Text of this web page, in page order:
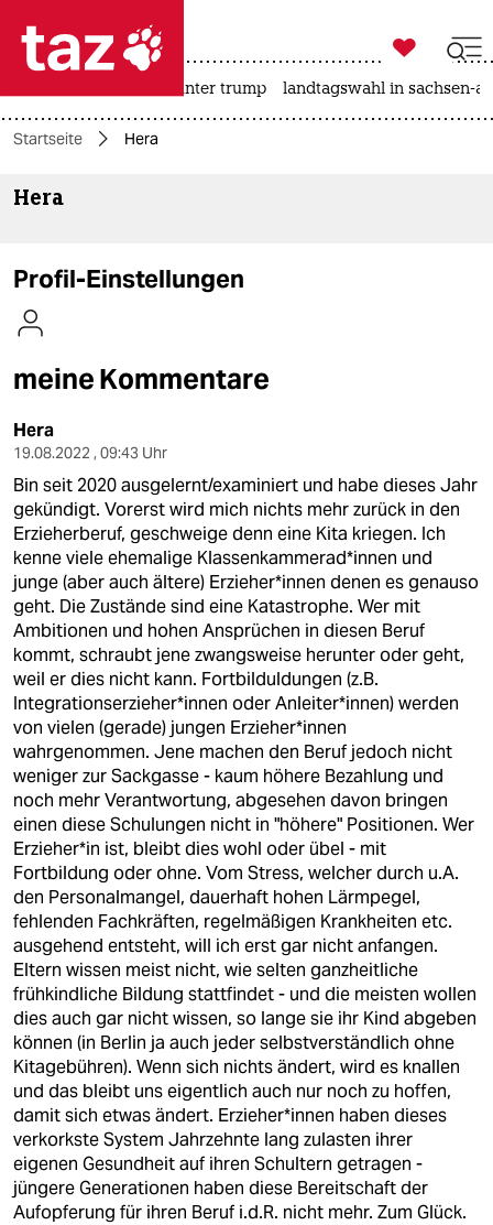

themen
kultur
sport
berlin
nord
wahrheit
verlag
verlag
veranstaltungen
shop
fragen & hilfe
unterstützen
abo
genossenschaft
epaper login

taz zahl ich
usa unter trump landtagswahl in sachsen-
Startseite Hera
Hera
Profil-Einstellungen
meine Kommentare
Hera
19.08.2022 , 09:43 Uhr
Bin seit 2020 ausgelernt/examiniert und habe dieses Jahr
gekündigt. Vorerst wird mich nichts mehr zurück in den
Erzieherberuf, geschweige denn eine Kita kriegen. Ich
kenne viele ehemalige Klassenkammerad*innen und
junge (aber auch ältere) Erzieher*innen denen es genauso
geht. Die Zustände sind eine Katastrophe. Wer mit
Ambitionen und hohen Ansprüchen in diesen Beruf
kommt, schraubt jene zwangsweise herunter oder geht,
weil er dies nicht kann. Fortbilduldungen (z.B.
Integrationserzieher*innen oder Anleiter*innen) werden
von vielen (gerade) jungen Erzieher*innen
wahrgenommen. Jene machen den Beruf jedoch nicht
weniger zur Sackgasse - kaum höhere Bezahlung und
noch mehr Verantwortung, abgesehen davon bringen
einen diese Schulungen nicht in "höhere" Positionen. Wer
Erzieher*in ist, bleibt dies wohl oder übel - mit
Fortbildung oder ohne. Vom Stress, welcher durch u.A.
den Personalmangel, dauerhaft hohen Lärmpegel,
fehlenden Fachkräften, regelmäßigen Krankheiten etc.
ausgehend entsteht, will ich erst gar nicht anfangen.
Eltern wissen meist nicht, wie selten ganzheitliche
frühkindliche Bildung stattfindet - und die meisten wollen
dies auch gar nicht wissen, so lange sie ihr Kind abgeben
können (in Berlin ja auch jeder selbstverständlich ohne
Kitagebühren). Wenn sich nichts ändert, wird es knallen
und das bleibt uns eigentlich auch nur noch zu hoffen,
damit sich etwas ändert. Erzieher*innen haben dieses
verkorkste System Jahrzehnte lang zulasten ihrer
eigenen Gesundheit auf ihren Schultern getragen -
jüngere Generationen haben diese Bereitschaft der
Aufopferung für ihren Beruf i.d.R. nicht mehr. Zum Glück.